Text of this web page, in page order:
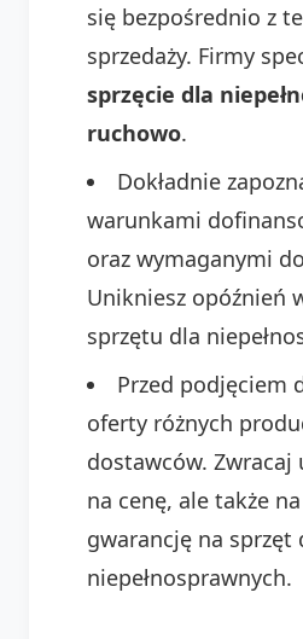
się bezpośrednio z
sprzedaży. Firmy
sprzęcie dla
ruchowo.
Dokładnie
warunkami
oraz wymaganymi
Unikniesz opóźnień
sprzętu dla
Przed podjęciem
oferty różnych
dostawców.
na cenę, ale także
gwarancję na sprzęt
niepełnosprawnych.